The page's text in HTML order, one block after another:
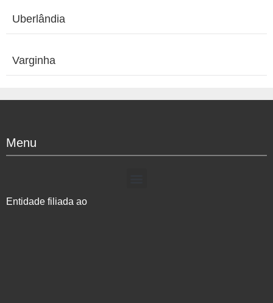
Uberlândia
Varginha
Menu
Entidade filiada ao